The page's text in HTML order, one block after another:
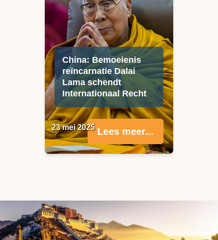
23 mei 2025
China: Bemoeienis
reïncarnatie Dalai
Lama schendt
Internationaal Recht
Lees meer...